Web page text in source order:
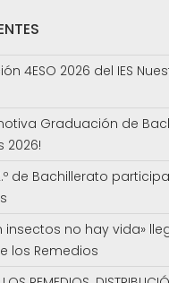
4ESO 2026 del IES
Graduación de
2026!
de Bachillerato participa
insectos no hay vida»
los Remedios